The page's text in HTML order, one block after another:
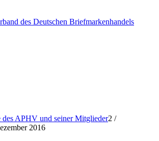
des APHV und seiner Mitglieder2 /
2016